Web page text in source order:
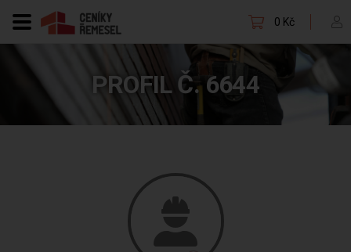
0 Kč
PROFIL Č. 6644